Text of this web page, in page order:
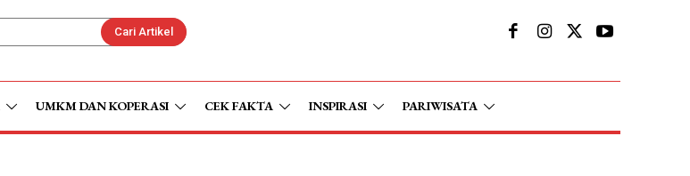
Cari Artikel
UMKM DAN KOPERASI CEK FAKTA INSPIRASI PARIWISATA